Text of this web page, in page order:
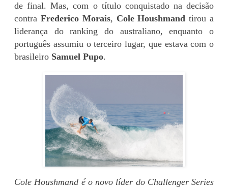
de final. Mas, com o título conquistado na decisão
contra Frederico Morais, Cole Houshmand tirou a
liderança do ranking do australiano, enquanto o
português assumiu o terceiro lugar, que estava com o
brasileiro Samuel Pupo.
Cole Houshmand é o novo líder do Challenger Series